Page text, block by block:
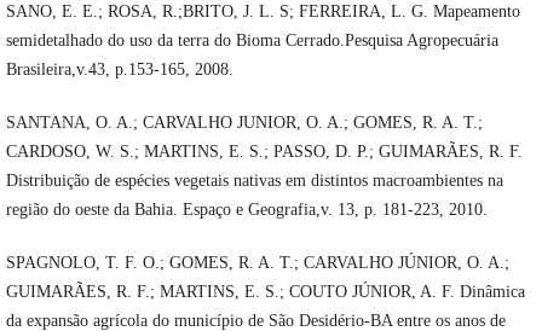
SANO, E. E.; ROSA, R.;BRITO, J. L. S; FERREIRA, L. G. Mapeamento
semidetalhado do uso da terra do Bioma Cerrado.Pesquisa Agropecuária
Brasileira,v.43, p.153-165, 2008.
SANTANA, O. A.; CARVALHO JUNIOR, O. A.; GOMES, R. A. T.;
CARDOSO, W. S.; MARTINS, E. S.; PASSO, D. P.; GUIMARÃES, R. F.
Distribuição de espécies vegetais nativas em distintos macroambientes na
região do oeste da Bahia. Espaço e Geografia,v. 13, p. 181-223, 2010.
SPAGNOLO, T. F. O.; GOMES, R. A. T.; CARVALHO JÚNIOR, O. A.;
GUIMARÃES, R. F.; MARTINS, E. S.; COUTO JÚNIOR, A. F. Dinâmica
da expansão agrícola do município de São Desidério-BA entre os anos de